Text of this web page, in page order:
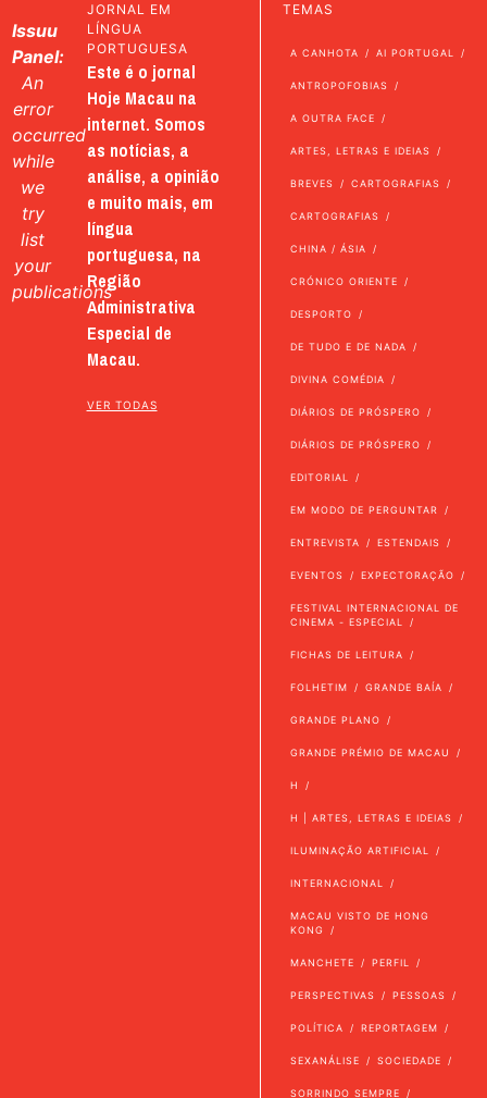
Issuu
Panel:
An
error
occurred
while
we
try
list
your
publications
JORNAL EM
LÍNGUA
PORTUGUESA
Este é o jornal
Hoje Macau na
internet. Somos
as notícias, a
análise, a opinião
e muito mais, em
língua
portuguesa, na
Região
Administrativa
Especial de
Macau.
VER TODAS
TEMAS
A CANHOTA AI PORTUGAL
ANTROPOFOBIAS
A OUTRA FACE
ARTES, LETRAS E IDEIAS
BREVES CARTOGRAFIAS
CARTOGRAFIAS
CHINA / ÁSIA
CRÓNICO ORIENTE
DESPORTO
DE TUDO E DE NADA
DIVINA COMÉDIA
DIÁRIOS DE PRÓSPERO
DIÁRIOS DE PRÓSPERO
EDITORIAL
EM MODO DE PERGUNTAR
ENTREVISTA ESTENDAIS
EVENTOS EXPECTORAÇÃO
FESTIVAL INTERNACIONAL DE
CINEMA - ESPECIAL
FICHAS DE LEITURA
FOLHETIM GRANDE BAÍA
GRANDE PLANO
GRANDE PRÉMIO DE MACAU
H
H | ARTES, LETRAS E IDEIAS
ILUMINAÇÃO ARTIFICIAL
INTERNACIONAL
MACAU VISTO DE HONG
KONG
MANCHETE PERFIL
PERSPECTIVAS PESSOAS
POLÍTICA REPORTAGEM
SEXANÁLISE SOCIEDADE
SORRINDO SEMPRE